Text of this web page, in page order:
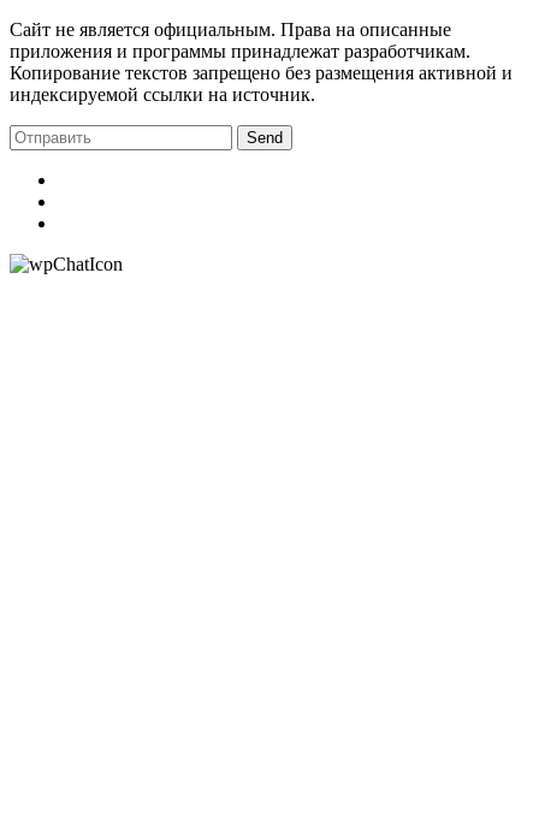
Сайт не является официальным. Права на описанные
приложения и программы принадлежат разработчикам.
Копирование текстов запрещено без размещения активной и
индексируемой ссылки на источник.
Send